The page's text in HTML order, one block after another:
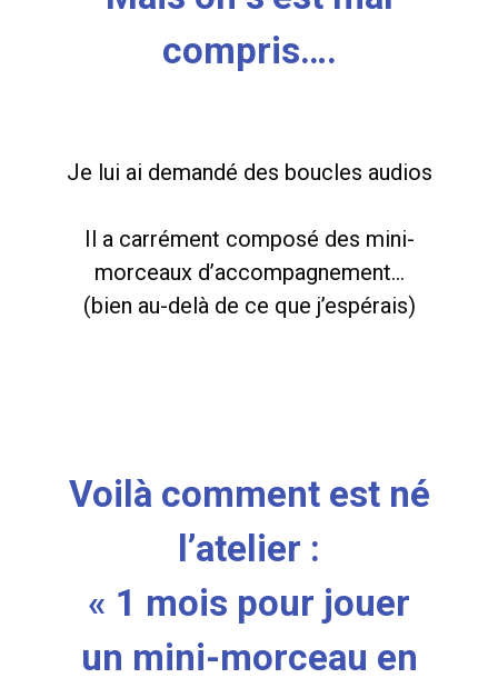
compris….
Je lui ai demandé des boucles audios
Il a carrément composé des mini-
morceaux d’accompagnement…
(bien au-delà de ce que j’espérais)
Voilà comment est né
l’atelier :
« 1 mois pour jouer
un mini-morceau en